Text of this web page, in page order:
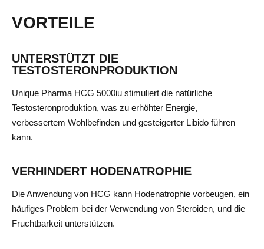
VORTEILE
UNTERSTÜTZT DIE
TESTOSTERONPRODUKTION
Unique Pharma HCG 5000iu stimuliert die natürliche
Testosteronproduktion, was zu erhöhter Energie,
verbessertem Wohlbefinden und gesteigerter Libido führen
kann.
VERHINDERT HODENATROPHIE
Die Anwendung von HCG kann Hodenatrophie vorbeugen, ein
häufiges Problem bei der Verwendung von Steroiden, und die
Fruchtbarkeit unterstützen.